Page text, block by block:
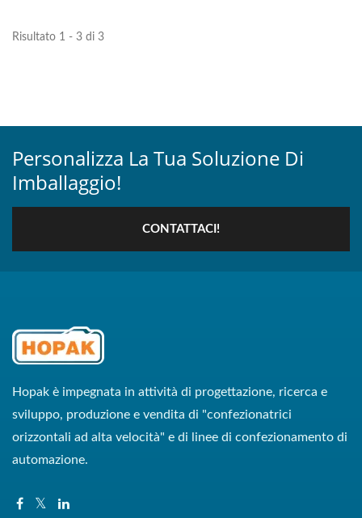
Risultato 1 - 3 di 3
Personalizza La Tua Soluzione Di
Imballaggio!
CONTATTACI!
Hopak è impegnata in attività di progettazione, ricerca e
sviluppo, produzione e vendita di "confezionatrici
orizzontali ad alta velocità" e di linee di confezionamento di
automazione.